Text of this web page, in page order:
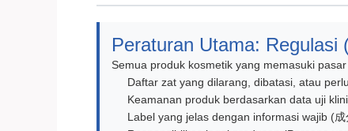
Peraturan Utama: Regulasi
Semua produk kosmetik yang memasuki
Daftar zat yang dilarang, dibatasi, atau
Keamanan produk berdasarkan data uji
Label yang jelas dengan informasi wajib (